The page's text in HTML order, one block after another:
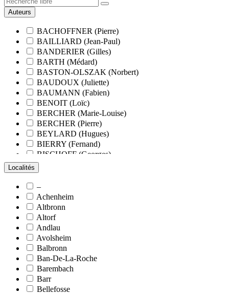
Auteurs
BACHOFFNER (Pierre)
BAILLIARD (Jean-Paul)
BANDERIER (Gilles)
BARTH (Médard)
BASTON-OLSZAK (Norbert)
BAUDOUX (Juliette)
BAUMANN (Fabien)
BENOIT (Loïc)
BERCHER (Marie-Louise)
BERCHER (Pierre)
BEYLARD (Hugues)
BIERRY (Fernand)
BISCHOFF (Georges)
BLANCHARD (François)
BLANCHARD (Pierre-Valentin)
BLUMENROEDER (Quentin)
BOEHLER (Jean-Michel)
BOËS (Simone)
BORNERT (René)
BOUR (Bernard)
BOURCART (Jean)
BOUVET (Maurice)
BOXBERGER (Romain)
BRAUN (Jean)
BRAUN (Suzanne)
Localités
–
Achenheim
Altbronn
Altorf
Andlau
Avolsheim
Balbronn
Ban-De-La-Roche
Barembach
Barr
Bellefosse